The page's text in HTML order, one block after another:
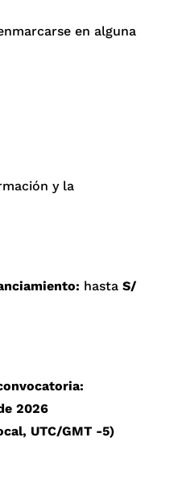
en alguna
y la
hastaS/
2026
UTC/GMT -5)